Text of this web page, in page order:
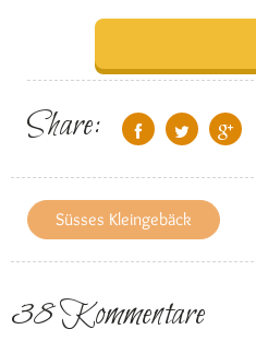
Share:
Süsses Kleingebäck
38 Kommentare